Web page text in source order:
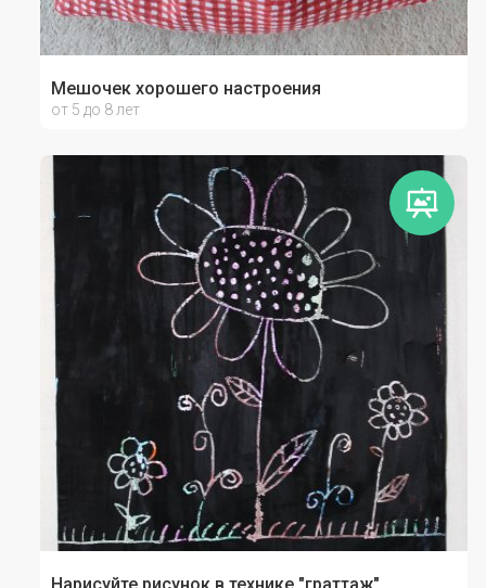
Мешочек хорошего настроения
от 5 до 8 лет